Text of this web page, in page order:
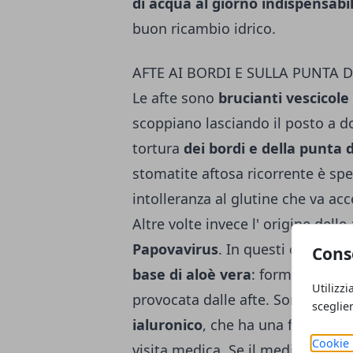
Cookie
buon ricambio idrico.
AFTE AI BORDI E SULLA PUNTA
Le afte sono brucianti vescicole
scoppiano lasciando il posto a
tortura dei bordi e della punta
stomatite aftosa ricorrente è
intolleranza al glutine che va
Altre volte invece l' origine
Papovavirus. In questi casi è
base di aloè vera: forma una
provocata dalle afte. Sono
ialuronico, che ha una funzione